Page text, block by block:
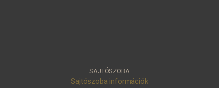
SAJTÓSZOBA
Sajtószoba információk